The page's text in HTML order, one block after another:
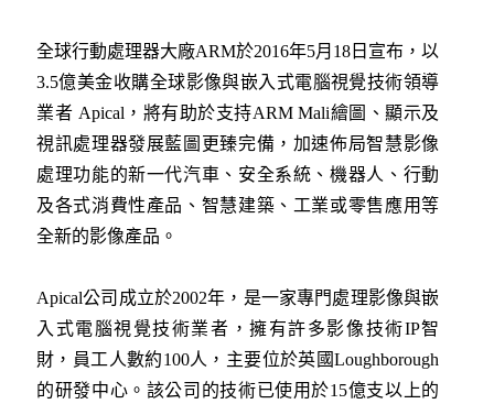
全球行動處理器大廠ARM於2016年5月18日宣布，以
3.5億美金收購全球影像與嵌入式電腦視覺技術領導
業者 Apical，將有助於支持ARM Mali繪圖、顯示及
視訊處理器發展藍圖更臻完備，加速佈局智慧影像
處理功能的新一代汽車、安全系統、機器人、行動
及各式消費性產品、智慧建築、工業或零售應用等
全新的影像產品。
Apical公司成立於2002年，是一家專門處理影像與嵌
入式電腦視覺技術業者，擁有許多影像技術IP智
財，員工人數約100人，主要位於英國Loughborough
的研發中心。該公司的技術已使用於15億支以上的